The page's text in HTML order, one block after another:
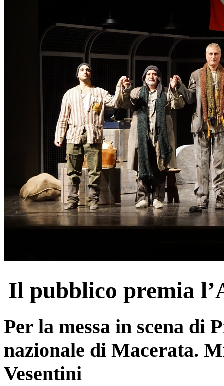
Il pubblico premia
Per la messa in scena di
nazionale di Macerata.
Vesentini